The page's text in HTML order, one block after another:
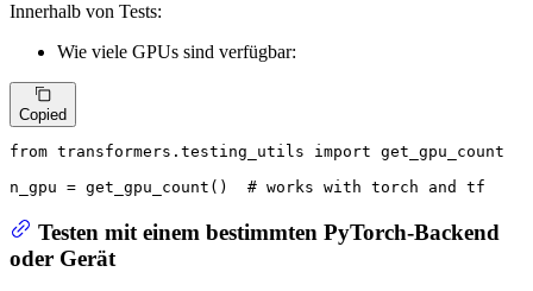
Innerhalb von Tests:
Wie viele GPUs sind verfügbar:
Copied
from transformers.testing_utils import get_gpu_count
n_gpu = get_gpu_count() # works with torch and tf
Testen mit einem bestimmten PyTorch-Backend
oder Gerät